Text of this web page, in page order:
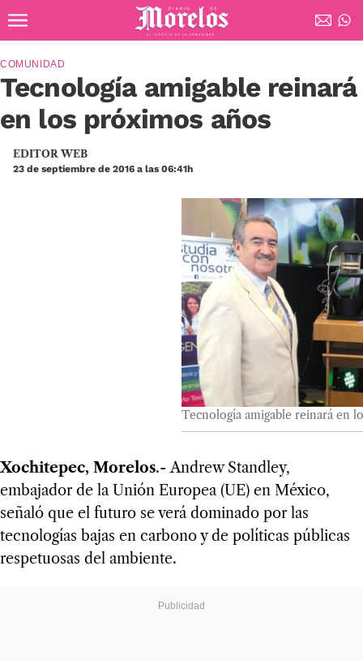
Diario de Morelos
Tecnología amigable reinará
en los próximos años
COMUNIDAD
EDITOR WEB
23 de septiembre de 2016 a las 06:41h
Tecnología amigable reinará en
Xochitepec, Morelos.- Andrew Standley,
embajador de la Unión Europea (UE) en México,
señaló que el futuro se verá dominado por las
tecnologías bajas en carbono y de políticas públicas
respetuosas del ambiente.